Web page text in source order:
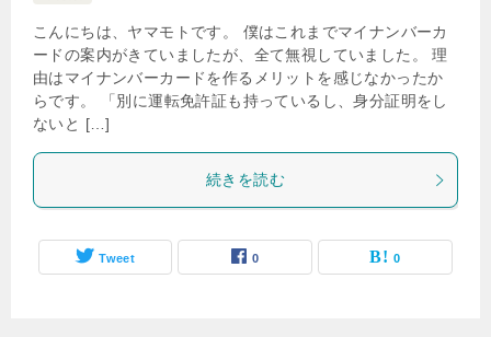
こんにちは、ヤマモトです。 僕はこれまでマイナンバーカ
ードの案内がきていましたが、全て無視していました。 理
由はマイナンバーカードを作るメリットを感じなかったか
らです。 「別に運転免許証も持っているし、身分証明をし
ないと […]
続きを読む
Tweet 0 0